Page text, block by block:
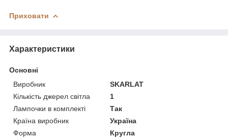
Приховати
Характеристики
Основні
Виробник
SKARLAT
Кількість джерел світла
1
Лампочки в комплекті
Так
Країна виробник
Україна
Форма
Кругла